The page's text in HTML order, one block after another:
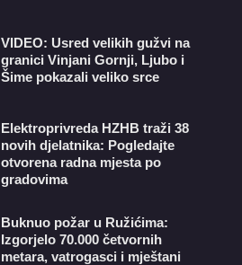
VIDEO: Usred velikih gužvi na
granici Vinjani Gornji, Ljubo i
Šime pokazali veliko srce
​Elektroprivreda HZHB traži 38
novih djelatnika: Pogledajte
otvorena radna mjesta po
gradovima
Buknuo požar u Ružićima:
Izgorjelo 70.000 četvornih
metara, vatrogasci i mještani